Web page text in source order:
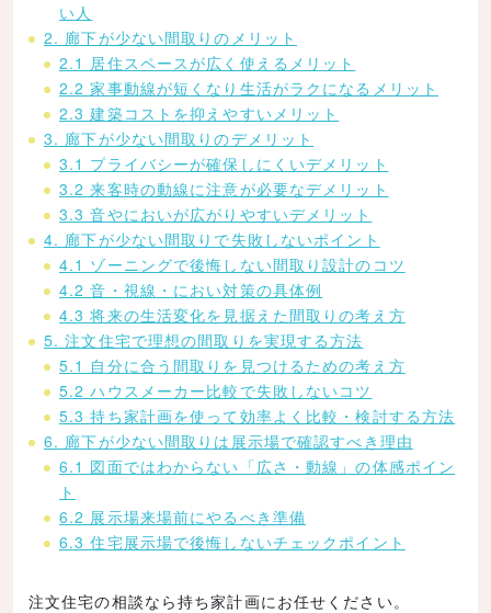
い人
2. 廊下が少ない間取りのメリット
2.1 居住スペースが広く使えるメリット
2.2 家事動線が短くなり生活がラクになるメリット
2.3 建築コストを抑えやすいメリット
3. 廊下が少ない間取りのデメリット
3.1 プライバシーが確保しにくいデメリット
3.2 来客時の動線に注意が必要なデメリット
3.3 音やにおいが広がりやすいデメリット
4. 廊下が少ない間取りで失敗しないポイント
4.1 ゾーニングで後悔しない間取り設計のコツ
4.2 音・視線・におい対策の具体例
4.3 将来の生活変化を見据えた間取りの考え方
5. 注文住宅で理想の間取りを実現する方法
5.1 自分に合う間取りを見つけるための考え方
5.2 ハウスメーカー比較で失敗しないコツ
5.3 持ち家計画を使って効率よく比較・検討する方法
6. 廊下が少ない間取りは展示場で確認すべき理由
6.1 図面ではわからない「広さ・動線」の体感ポイン
ト
6.2 展示場来場前にやるべき準備
6.3 住宅展示場で後悔しないチェックポイント
注文住宅の相談なら持ち家計画にお任せください。